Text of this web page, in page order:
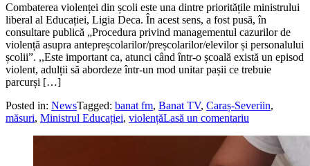
Combaterea violenței din școli este una dintre prioritățile ministrului
liberal al Educației, Ligia Deca. În acest sens, a fost pusă, în
consultare publică „Procedura privind managementul cazurilor de
violență asupra antepreșcolarilor/preșcolarilor/elevilor și personalului
școlii”. ,,Este important ca, atunci când într-o școală există un episod
violent, adulții să abordeze într-un mod unitar pașii ce trebuie
parcurși […]
Posted in: NewsTagged: banat fm, Banat TV, Caraș-Severiin,
măsuri, Ministrul Educației, violențăLasă un comentariu